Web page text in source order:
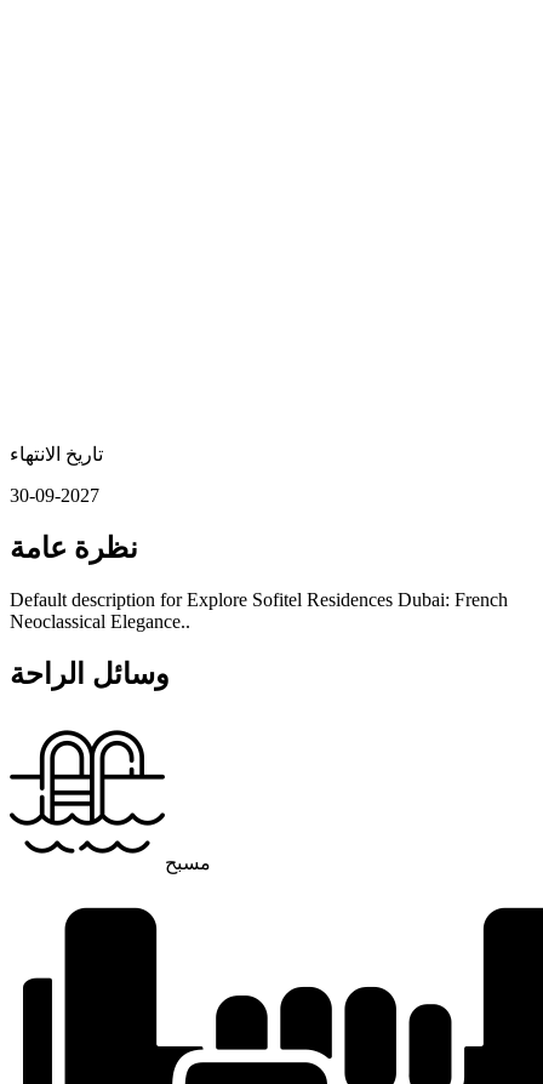
تاريخ الانتهاء
30-09-2027
نظرة عامة
Default description for Explore Sofitel Residences Dubai: French
Neoclassical Elegance..
وسائل الراحة
مسبح